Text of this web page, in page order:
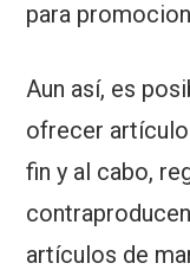
para
Aun así, es
ofrecer
fin y al cabo,
artículos de